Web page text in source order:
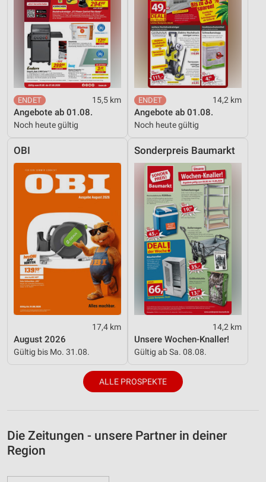
15,5 km
Angebote ab 01.08.
Noch heute gültig
14,2 km
Angebote ab 01.08.
Noch heute gültig
OBI
17,4 km
August 2026
Gültig bis Mo. 31.08.
Sonderpreis Baumarkt
14,2 km
Unsere Wochen-Knaller!
Gültig ab Sa. 08.08.
ALLE PROSPEKTE
Die Zeitungen - unsere Partner in deiner
Region
Entwicklung und Verbesserung der Angebote
Verwendung reduzierter Daten zur Auswahl von
Inhalten
IAB-Besonderheiten:
Verwendung genauer Standortdaten
Geräte anhand von aktiv angeforderten
Informationen identifizieren
Nicht-IAB-Verarbeitungszwecke:
Notwendig
Performance
Werbung